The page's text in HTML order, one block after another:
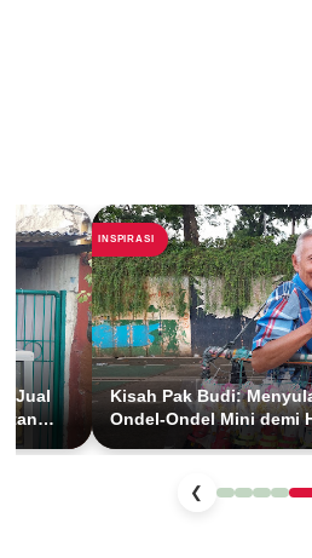
Jual
INSPIRASI
Kisah Pak Budi:
Ondel-Ondel Mini demi
❮